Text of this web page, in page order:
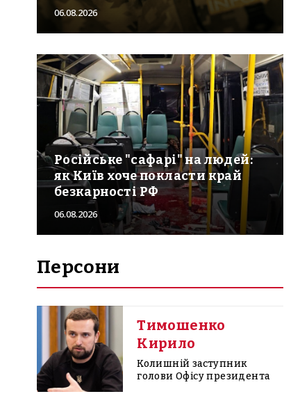
06.08.2026
Російське "сафарі" на людей:
як Київ хоче покласти край
безкарності РФ
06.08.2026
Персони
Тимошенко
Кирило
Колишній заступник
голови Офісу президента